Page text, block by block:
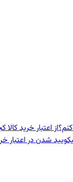
از اعتبار خرید
شدن در اعتبار